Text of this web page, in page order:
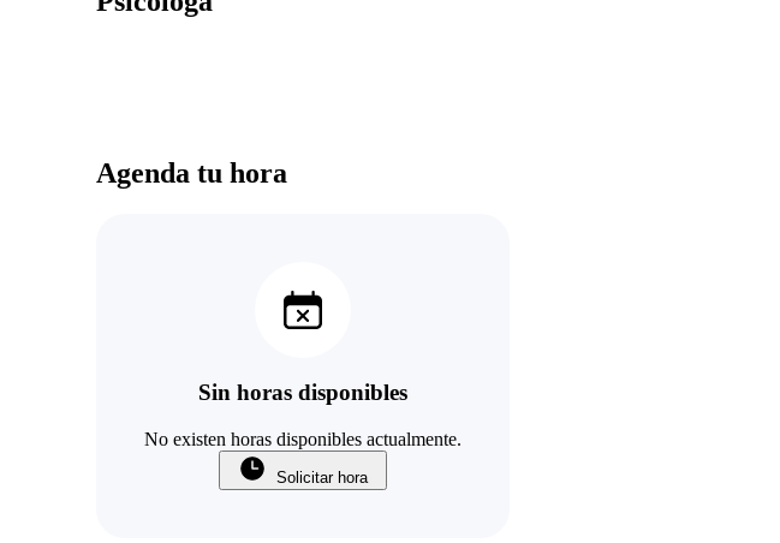
Agenda tu hora
Sin horas disponibles
No existen horas disponibles actualmente.
Solicitar hora